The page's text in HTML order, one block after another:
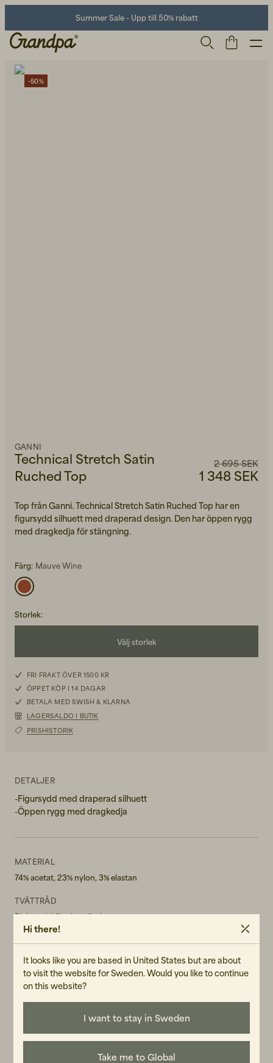
Summer Sale - Upp till 50% rabatt
Technical Stretch Satin
Ruched Top
GANNI
2 695 SEK
1 348 SEK
Top från Ganni. Technical Stretch Satin Ruched Top har en
figursydd silhuett med draperad design. Den har öppen rygg
med dragkedja för stängning.
Färg: Mauve Wine
Storlek:
Välj storlek
34
38
FRI FRAKT ÖVER 1500 KR
ÖPPET KÖP I 14 DAGAR
BETALA MED SWISH & KLARNA
LAGERSALDO I BUTIK
PRISHISTORIK
-50%
DETALJER
-Figursydd med draperad silhuett
-Öppen rygg med dragkedja
MATERIAL
74% acetat, 23% nylon, 3% elastan
TVÄTTRÅD
Blekmedel får ej användas.
Tål ej torktumling
Maskintvätt 30° skontvätt
KÖN
Female
SKÖTSELRÅD
Hi there!
It looks like you are based in United States but are about
to visit the website for Sweden. Would you like to continue
on this website?
I want to stay in Sweden
Take me to Global